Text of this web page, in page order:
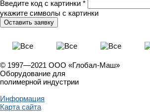
Введите код с картинки *
укажите символы с картинки
© 1997—2021 ООО «Глобал-Маш»
Оборудование для
полимерной индустрии
Информация
Карта сайта